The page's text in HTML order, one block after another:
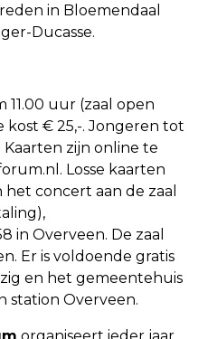
in Bloemendaal
Ducasse.
uur (zaal open
kost € 25,-. Jongeren tot
Kaarten zijn online te
Losse kaarten
concert aan de zaal
in Overveen. De zaal
Er is voldoende gratis
en het gemeentehuis
station Overveen.
organiseert ieder jaar